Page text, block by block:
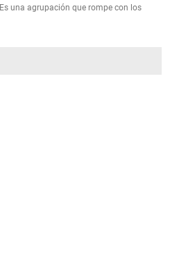
Es una agrupación que rompe con los